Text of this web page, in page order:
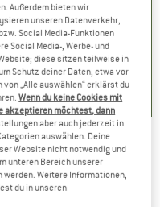
Produktgruppe
Shorts
Preis
109,95 €reduzierter Preis
71,47 €
0,0(0)
Außerdem bieten wir
unseren Datenverkehr,
Social Media-Funktionen
Social Media-, Werbe- und
diese sitzen teilweise in
Schutz deiner Daten, etwa vor
„Alle auswählen“ erklärst du
Wenn du keine Cookies mit
akzeptieren möchtest, dann
aber auch jederzeit in
auswählen. Deine
Website nicht notwendig und
unteren Bereich unserer
Weitere Informationen,
du in unseren